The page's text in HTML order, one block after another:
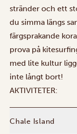
stränder och ett
du simma längs
färgsprakande
prova på
med lite kultur
inte långt bort!
AKTIVITETER:
Chale Island